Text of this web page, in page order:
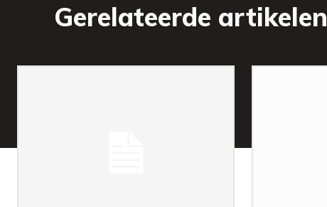
Gerelateerde artikelen